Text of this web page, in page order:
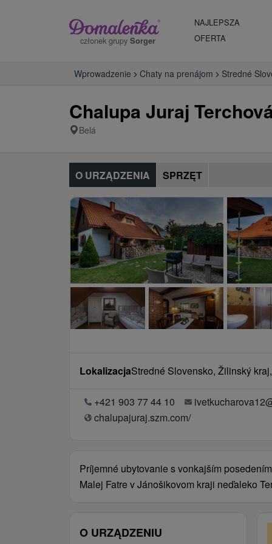
członek grupy Sorger
NAJLEPSZA
OFERTA
Wprowadzenie Chaty na prenájom Stredné
Chalupa Juraj
Belá
O URZĄDZENIA SPRZĘT
LokalizacjaStredné Slovensko, Žilinský
+421 903 77 44 10
chalupajuraj.szm.com/
Príjemné ubytovanie s vonkajším
Malej Fatre v Jánošikovom kraji neďaleko
O URZĄDZENIU